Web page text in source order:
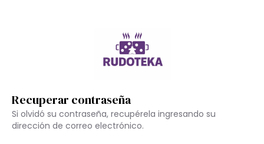
Recuperar contraseña
Si olvidó su contraseña, recupérela ingresando su
dirección de correo electrónico.